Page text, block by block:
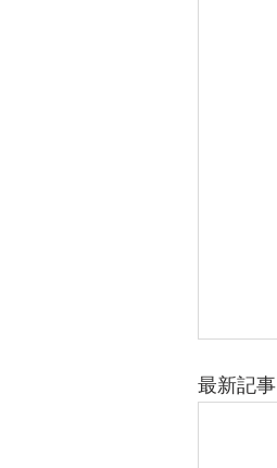
最新記事